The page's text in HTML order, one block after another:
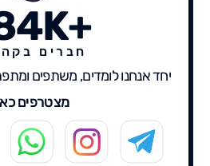
חברים
יחד אנחנו לומדים, משתפים
מצטרפים